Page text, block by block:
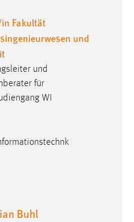
Fakultät
und
und
für
WI
Buhl
über Websites